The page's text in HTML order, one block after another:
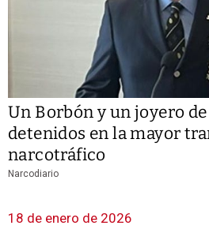
Un Borbón y un joyero
detenidos en la mayor
narcotráfico
Narcodiario
18 de enero de 2026